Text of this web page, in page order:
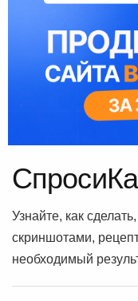
Узнайте, как
скриншотами,
необходимый